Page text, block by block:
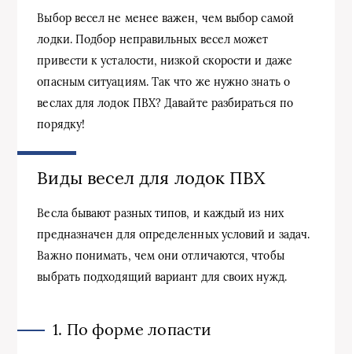
Выбор весел не менее важен, чем выбор самой
лодки. Подбор неправильных весел может
привести к усталости, низкой скорости и даже
опасным ситуациям. Так что же нужно знать о
веслах для лодок ПВХ? Давайте разбираться по
порядку!
Виды весел для лодок ПВХ
Весла бывают разных типов, и каждый из них
предназначен для определенных условий и задач.
Важно понимать, чем они отличаются, чтобы
выбрать подходящий вариант для своих нужд.
1. По форме лопасти